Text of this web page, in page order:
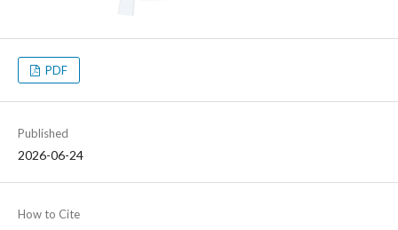
PDF
Published
2026-06-24
How to Cite